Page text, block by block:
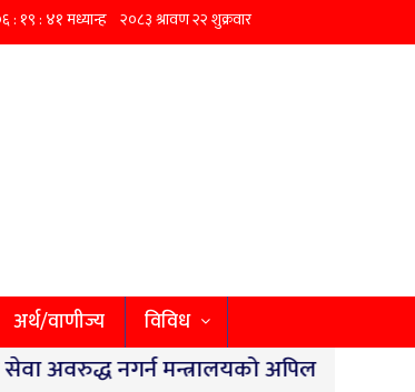
अर्थ/वाणीज्य विविध
नगर्न मन्त्रालयको अपिल|छिपहरमाईमा